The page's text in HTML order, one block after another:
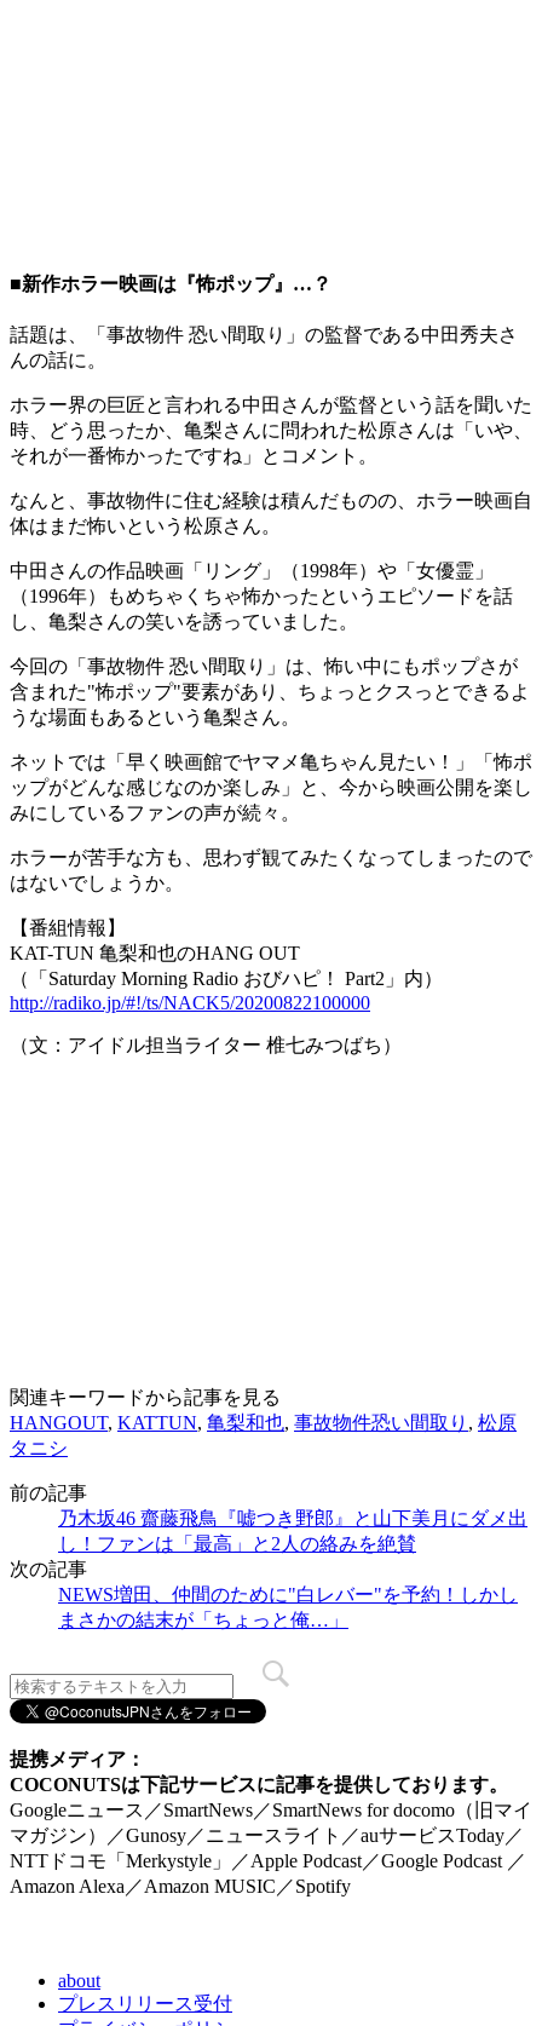
■新作ホラー映画は『怖ポップ』…？
話題は、「事故物件 恐い間取り」の監督である中田秀夫さ
んの話に。
ホラー界の巨匠と言われる中田さんが監督という話を聞いた
時、どう思ったか、亀梨さんに問われた松原さんは「いや、
それが一番怖かったですね」とコメント。
なんと、事故物件に住む経験は積んだものの、ホラー映画自
体はまだ怖いという松原さん。
中田さんの作品映画「リング」（1998年）や「女優霊」
（1996年）もめちゃくちゃ怖かったというエピソードを話
し、亀梨さんの笑いを誘っていました。
今回の「事故物件 恐い間取り」は、怖い中にもポップさが
含まれた"怖ポップ"要素があり、ちょっとクスっとできるよ
うな場面もあるという亀梨さん。
ネットでは「早く映画館でヤマメ亀ちゃん見たい！」「怖ポ
ップがどんな感じなのか楽しみ」と、今から映画公開を楽し
みにしているファンの声が続々。
ホラーが苦手な方も、思わず観てみたくなってしまったので
はないでしょうか。
【番組情報】
KAT-TUN 亀梨和也のHANG OUT
（「Saturday Morning Radio おびハピ！ Part2」内）
http://radiko.jp/#!/ts/NACK5/20200822100000
（文：アイドル担当ライター 椎七みつばち）
関連キーワードから記事を見る
HANGOUT, KATTUN, 亀梨和也, 事故物件恐い間取り , 松原
タニシ
前の記事
乃木坂46 齋藤飛鳥『嘘つき野郎』と山下美月にダメ出
し！ファンは「最高」と2人の絡みを絶賛
次の記事
NEWS増田、仲間のために"白レバー"を予約！しかし
まさかの結末が「ちょっと俺…」
提携メディア：
COCONUTSは下記サービスに記事を提供しております。
Googleニュース／SmartNews／SmartNews for docomo（旧マイ
マガジン）／Gunosy／ニュースライト／auサービスToday／
NTTドコモ「Merkystyle」／Apple Podcast／Google Podcast ／
Amazon Alexa／Amazon MUSIC／Spotify
about
プレスリリース受付